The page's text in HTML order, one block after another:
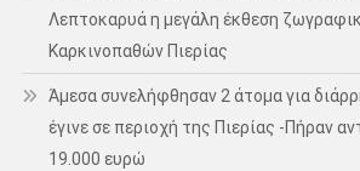
Λεπτοκαρυά η μεγάλη έκθεση
Καρκινοπαθών Πιερίας
Άμεσα συνελήφθησαν 2 άτομα για
έγινε σε περιοχή της Πιερίας -Πήραν
19.000 ευρώ